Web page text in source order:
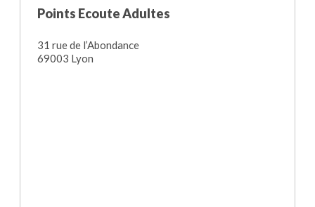
Points Ecoute Adultes
31 rue de l’Abondance
69003 Lyon